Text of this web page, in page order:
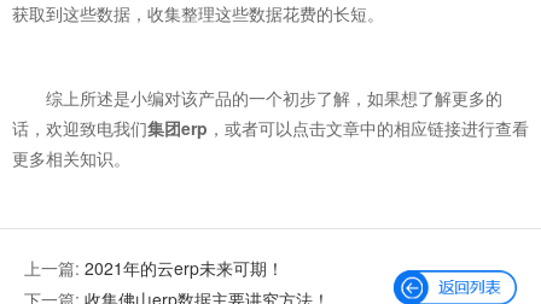
获取到这些数据，收集整理这些数据花费的长短。
综上所述是小编对该产品的一个初步了解，如果想了解更多的
话，欢迎致电我们集团erp ，或者可以点击文章中的相应链接进行查看
更多相关知识。
上一篇: 2021年的云erp未来可期！
下一篇: 收集佛山erp数据主要讲究方法！